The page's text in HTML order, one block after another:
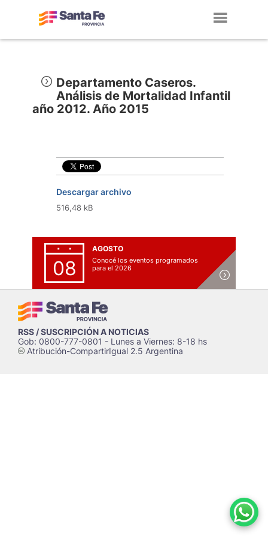
Departamento Caseros.
Análisis de Mortalidad Infantil
año 2012. Año 2015
Descargar archivo
516,48 kB
08
AGOSTO
Conocé los eventos programados
para el 2026
RSS / SUSCRIPCIÓN A NOTICIAS
Gob: 0800-777-0801 - Lunes a Viernes: 8-18 hs
cAtribución-CompartirIgual 2.5 Argentina